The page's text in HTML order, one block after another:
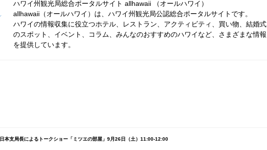
ハワイ州観光局総合ポータルサイト allhawaii （オールハワイ）
allhawaii（オールハワイ）は、ハワイ州観光局公認総合ポータルサイトです。
ハワイの情報収集に役立つホテル、レストラン、アクティビティ、買い物、結婚式
のスポット、イベント、コラム、みんなのおすすめのハワイなど、さまざまな情報
を提供しています。
日本支局長によるトークショー「ミツエの部屋」9月26日（土）11:00-12:00